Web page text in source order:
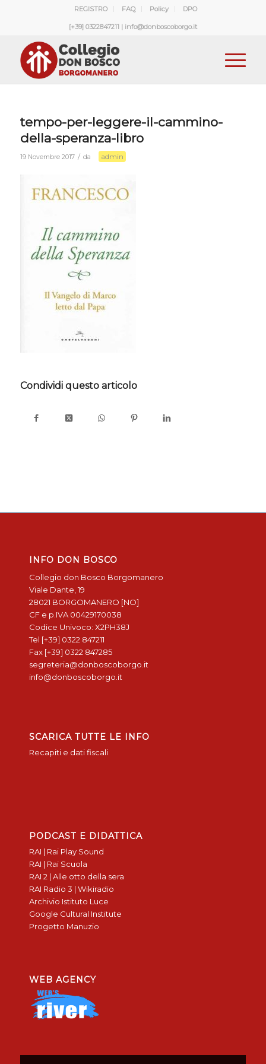
REGISTRO FAQ Policy DPO
[+39] 0322847211 | info@donboscoborgo.it
tempo-per-leggere-il-cammino-
della-speranza-libro
19 Novembre 2017 / da admin
Condividi questo articolo
INFO DON BOSCO
Collegio don Bosco Borgomanero
Viale Dante, 19
28021 BORGOMANERO [NO]
CF e p.IVA 00429170038
Codice Univoco: X2PH38J
Tel [+39] 0322 847211
Fax [+39] 0322 847285
segreteria@donboscoborgo.it
info@donboscoborgo.it
SCARICA TUTTE LE INFO
Recapiti e dati fiscali
PODCAST E DIDATTICA
RAI | Rai Play Sound
RAI | Rai Scuola
RAI 2 | Alle otto della sera
RAI Radio 3 | Wikiradio
Archivio Istituto Luce
Google Cultural Institute
Progetto Manuzio
WEB AGENCY